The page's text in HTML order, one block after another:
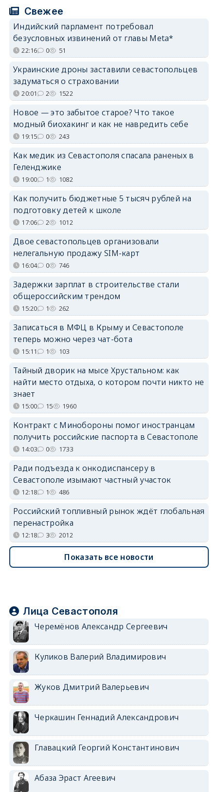
Свежее
Индийский парламент потребовал
безусловных извинений от главы Meta*
22:16 0 51
Украинские дроны заставили севастопольцев
задуматься о страховании
20:01 2 1522
Новое — это забытое старое? Что такое
модный биохакинг и как не навредить себе
19:15 0 243
Как медик из Севастополя спасала раненых в
Геленджике
19:00 1 1082
Как получить бюджетные 5 тысяч рублей на
подготовку детей к школе
17:06 2 1012
Двое севастопольцев организовали
нелегальную продажу SIM-карт
16:04 0 746
Задержки зарплат в строительстве стали
общероссийским трендом
15:20 1 262
Записаться в МФЦ в Крыму и Севастополе
теперь можно через чат-бота
15:11 1 103
Тайный дворик на мысе Хрустальном: как
найти место отдыха, о котором почти никто не
знает
15:00 15 1960
Контракт с Минобороны помог иностранцам
получить российские паспорта в Севастополе
14:03 0 1733
Ради подъезда к онкодиспансеру в
Севастополе изымают частный участок
12:18 1 486
Российский топливный рынок ждёт глобальная
перенастройка
12:18 3 2012
Показать все новости
Лица Севастополя
Черемёнов Александр Сергеевич
Куликов Валерий Владимирович
Жуков Дмитрий Валерьевич
Черкашин Геннадий Александрович
Главацкий Георгий Константинович
Абаза Эраст Агеевич